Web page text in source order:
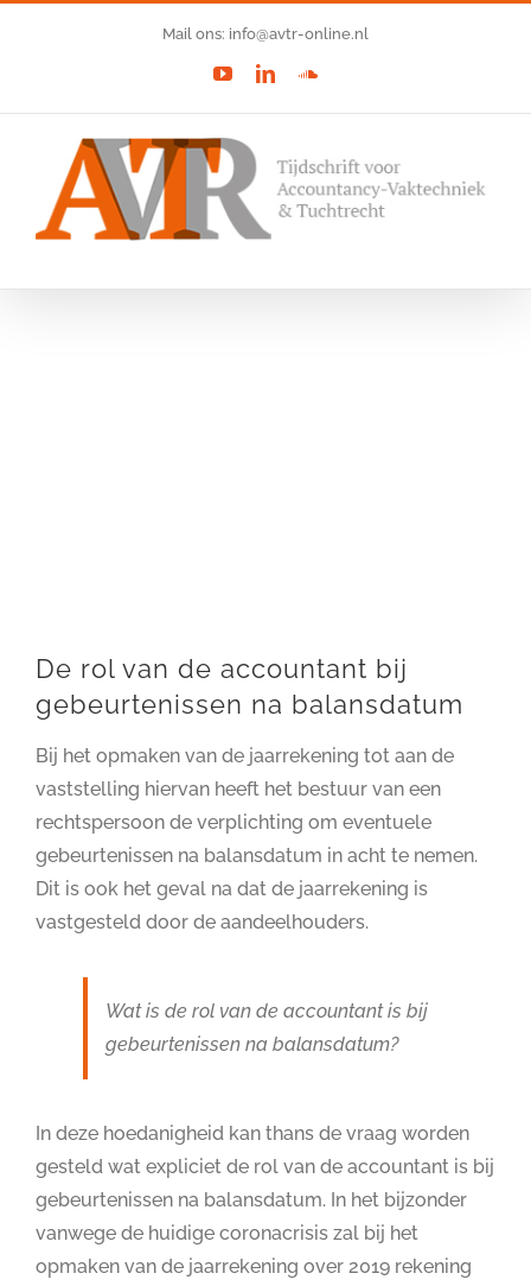
Mail ons: info@avtr-online.nl
YouTubeLinkedInSoundCloud
De rol van de accountant bij
gebeurtenissen na balansdatum
Bij het opmaken van de jaarrekening tot aan de
vaststelling hiervan heeft het bestuur van een
rechtspersoon de verplichting om eventuele
gebeurtenissen na balansdatum in acht te nemen.
Dit is ook het geval na dat de jaarrekening is
vastgesteld door de aandeelhouders.
Wat is de rol van de accountant is bij
gebeurtenissen na balansdatum?
In deze hoedanigheid kan thans de vraag worden
gesteld wat expliciet de rol van de accountant is bij
gebeurtenissen na balansdatum. In het bijzonder
vanwege de huidige coronacrisis zal bij het
opmaken van de jaarrekening over 2019 rekening